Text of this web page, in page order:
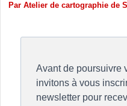
Par Atelier de cartographie de